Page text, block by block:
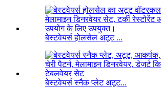
बेस्टवेयर्स होलसेल अटूट ...
बेस्टवेयर्स स्नैक प्लेट अटूट...